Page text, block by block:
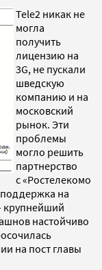
Tele2 никак не
могла
получить
лицензию на
3G, не пускали
шведскую
компанию и на
московский
рынок. Эти
проблемы
могло решить
партнерство
с «Ростелекомо
на
крупнейший
настойчиво
на пост главы